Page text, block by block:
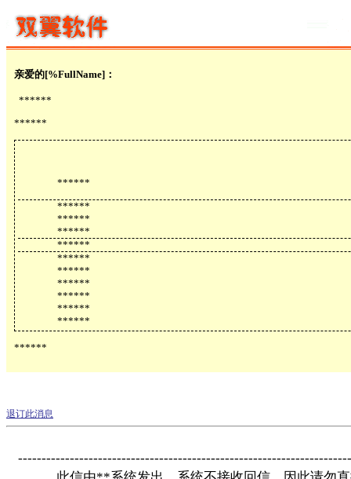
亲爱的[%FullName] ：
******
******
******
******
******
******
******
******
******
******
******
******
******
******
退订此消息